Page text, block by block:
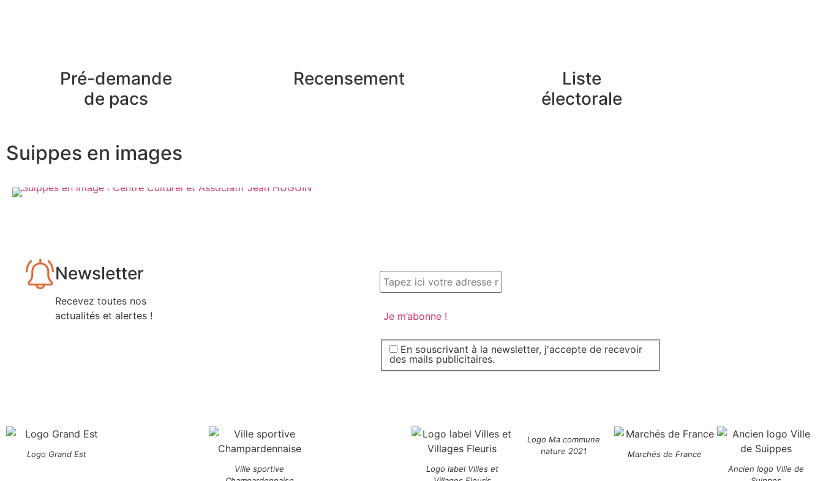
Pré-demande
de pacs
Recensement
Liste
électorale
Suippes en images
Newsletter
Recevez toutes nos
actualités et alertes !
En souscrivant à la newsletter, j'accepte de recevoir
des mails publicitaires.
Logo Grand Est
Ville sportive
Logo label Villes et
Logo Ma commune
nature 2021
Marchés de France
Ancien logo Ville de